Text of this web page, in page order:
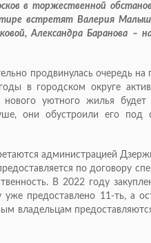
в торжественной
встретят Валерия
Александра Баранова –
продвинулась очередь
в городском округе
уютного жилья будет
они обустроили его под
администрацией
по договору
В 2022 году
предоставлено 11-ть, а
владельцам